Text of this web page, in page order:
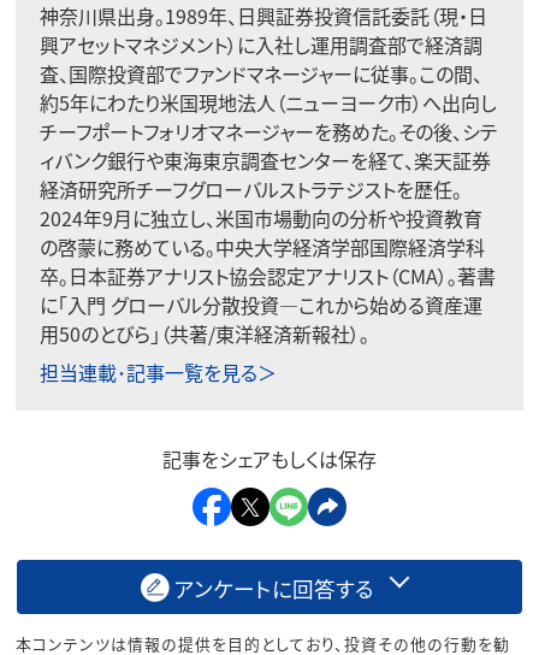
神奈川県出身。1989年、日興証券投資信託委託（現・日
興アセットマネジメント）に入社し運用調査部で経済調
査、国際投資部でファンドマネージャーに従事。この間、
約5年にわたり米国現地法人（ニューヨーク市）へ出向し
チーフポートフォリオマネージャーを務めた。その後、シテ
ィバンク銀行や東海東京調査センターを経て、楽天証券
経済研究所チーフグローバルストラテジストを歴任。
2024年9月に独立し、米国市場動向の分析や投資教育
の啓蒙に務めている。中央大学経済学部国際経済学科
卒。日本証券アナリスト協会認定アナリスト（CMA）。著書
に「入門 グローバル分散投資―これから始める資産運
用50のとびら」（共著/東洋経済新報社）。
担当連載･記事一覧を見る＞
記事をシェアもしくは保存
アンケートに回答する
本コンテンツは情報の提供を目的としており、投資その他の行動を勧